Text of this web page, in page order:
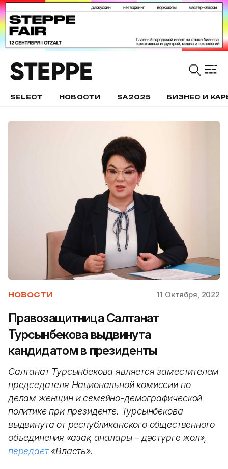
SELECT НОВОСТИ SA2025 БИЗНЕС И
НОВОСТИ 11 Октября, 2022
​Правозащитница Салтанат
Турсынбекова выдвинута
кандидатом в президенты
Салтанат Турсынбекова является заместителем
председателя Национальной комиссии по
делам женщин и семейно-демографической
политике при президенте. Турсынбекова
выдвинута от республиканского общественного
объединения «Қазақ аналары – дәстүрге жол»,
передает«Власть».